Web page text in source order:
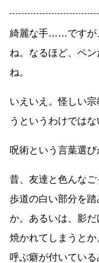
綺麗な手……です
ね。なるほど、ペ
ね。
いえいえ。怪しい
うというわけではな
呪術という言葉選び
昔、友達と色んな
歩道の白い部分を
か。あるいは、影
焼かれてしまうと
呼ぶ癖が付いている